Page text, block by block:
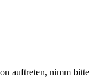
auftreten, nimm bitte